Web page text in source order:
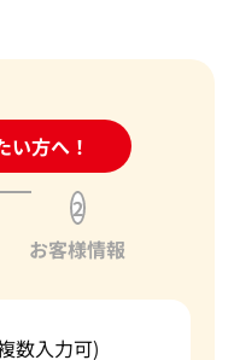
の感謝の言葉をいただけ
みです。お客様からいた
だけるよう精進してま
計などのご売却をお考え
ください。お客様の大
るよう、査定員一同、
ります。
にありがとうございまし
待ち申し上げておりま
定だけお願いできます
い方へ！
せフォーム
2
お客様情報
数入力可)